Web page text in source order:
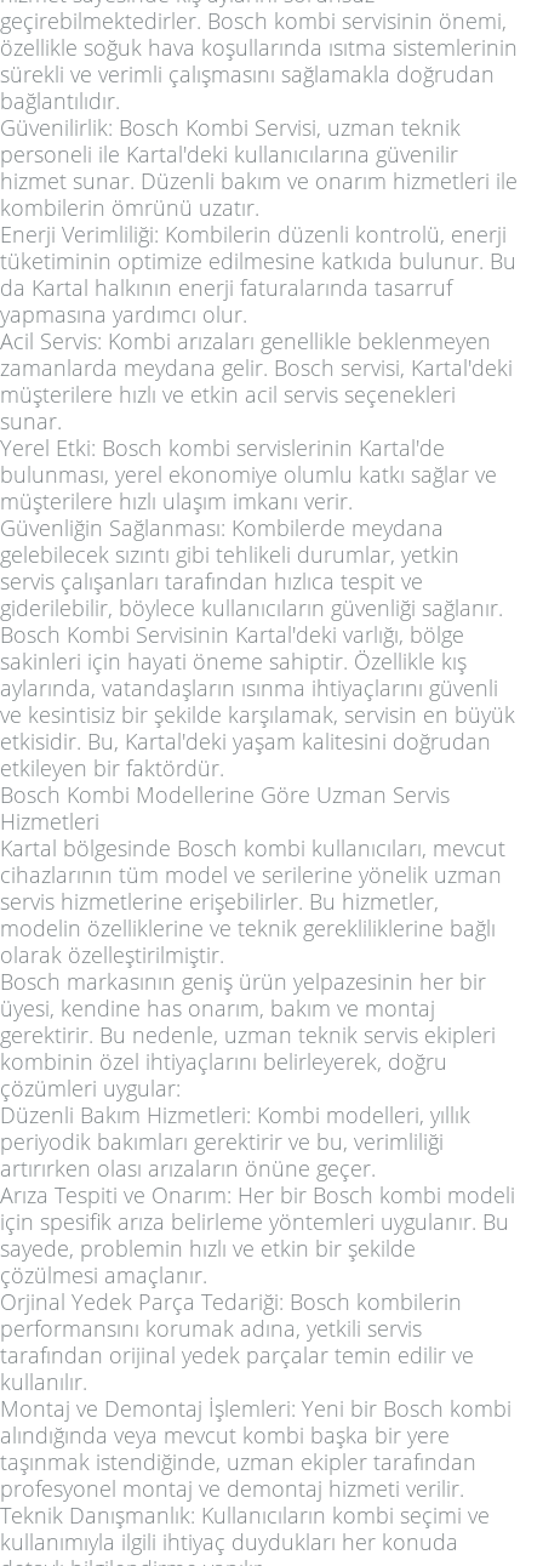
geçirebilmektedirler. Bosch kombi servisinin önemi,
özellikle soğuk hava koşullarında ısıtma sistemlerinin
sürekli ve verimli çalışmasını sağlamakla doğrudan
bağlantılıdır.
Güvenilirlik: Bosch Kombi Servisi, uzman teknik
personeli ile Kartal'deki kullanıcılarına güvenilir
hizmet sunar. Düzenli bakım ve onarım hizmetleri ile
kombilerin ömrünü uzatır.
Enerji Verimliliği: Kombilerin düzenli kontrolü, enerji
tüketiminin optimize edilmesine katkıda bulunur. Bu
da Kartal halkının enerji faturalarında tasarruf
yapmasına yardımcı olur.
Acil Servis: Kombi arızaları genellikle beklenmeyen
zamanlarda meydana gelir. Bosch servisi, Kartal'deki
müşterilere hızlı ve etkin acil servis seçenekleri
sunar.
Yerel Etki: Bosch kombi servislerinin Kartal'de
bulunması, yerel ekonomiye olumlu katkı sağlar ve
müşterilere hızlı ulaşım imkanı verir.
Güvenliğin Sağlanması: Kombilerde meydana
gelebilecek sızıntı gibi tehlikeli durumlar, yetkin
servis çalışanları tarafından hızlıca tespit ve
giderilebilir, böylece kullanıcıların güvenliği sağlanır.
Bosch Kombi Servisinin Kartal'deki varlığı, bölge
sakinleri için hayati öneme sahiptir. Özellikle kış
aylarında, vatandaşların ısınma ihtiyaçlarını güvenli
ve kesintisiz bir şekilde karşılamak, servisin en büyük
etkisidir. Bu, Kartal'deki yaşam kalitesini doğrudan
etkileyen bir faktördür.
Bosch Kombi Modellerine Göre Uzman Servis
Hizmetleri
Kartal bölgesinde Bosch kombi kullanıcıları, mevcut
cihazlarının tüm model ve serilerine yönelik uzman
servis hizmetlerine erişebilirler. Bu hizmetler,
modelin özelliklerine ve teknik gerekliliklerine bağlı
olarak özelleştirilmiştir.
Bosch markasının geniş ürün yelpazesinin her bir
üyesi, kendine has onarım, bakım ve montaj
gerektirir. Bu nedenle, uzman teknik servis ekipleri
kombinin özel ihtiyaçlarını belirleyerek, doğru
çözümleri uygular:
Düzenli Bakım Hizmetleri: Kombi modelleri, yıllık
periyodik bakımları gerektirir ve bu, verimliliği
artırırken olası arızaların önüne geçer.
Arıza Tespiti ve Onarım: Her bir Bosch kombi modeli
için spesifik arıza belirleme yöntemleri uygulanır. Bu
sayede, problemin hızlı ve etkin bir şekilde
çözülmesi amaçlanır.
Orjinal Yedek Parça Tedariği: Bosch kombilerin
performansını korumak adına, yetkili servis
tarafından orijinal yedek parçalar temin edilir ve
kullanılır.
Montaj ve Demontaj İşlemleri: Yeni bir Bosch kombi
alındığında veya mevcut kombi başka bir yere
taşınmak istendiğinde, uzman ekipler tarafından
profesyonel montaj ve demontaj hizmeti verilir.
Teknik Danışmanlık: Kullanıcıların kombi seçimi ve
kullanımıyla ilgili ihtiyaç duydukları her konuda